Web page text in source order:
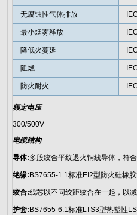
无腐蚀性气体排放
最小烟雾释放
降低火蔓延
阻燃
防火耐火
额定电压
300/500V
电缆结构
导体:多股绞合平纹退火铜线导体，符
绝缘: BS7655-1.1标准EI2型防火硅橡
绞合:线芯以不同绞距绞合在一起，以
护套: BS7655-6.1标准LTS3型热塑性